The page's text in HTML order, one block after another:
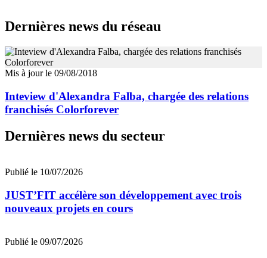
Dernières news du réseau
Mis à jour le 09/08/2018
Inteview d'Alexandra Falba, chargée des relations
franchisés Colorforever
Dernières news du secteur
Publié le 10/07/2026
JUST’FIT accélère son développement avec trois
nouveaux projets en cours
Publié le 09/07/2026